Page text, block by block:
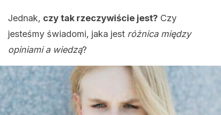
Jednak, czy tak rzeczywiście jest? Czy
jesteśmy świadomi, jaka jest różnica między
opiniami a wiedzą?